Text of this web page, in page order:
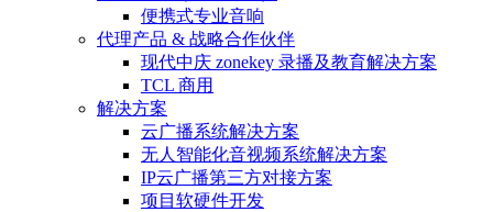
便携式专业音响
代理产品 & 战略合作伙伴
现代中庆 zonekey 录播及教育解决方案
TCL 商用
解决方案
云广播系统解决方案
无人智能化音视频系统解决方案
IP云广播第三方对接方案
项目软硬件开发